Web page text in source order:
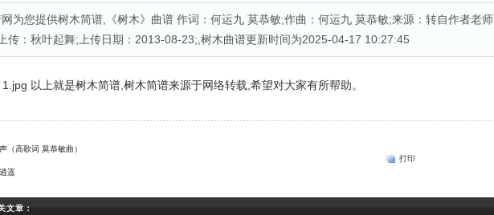
为您提供树木简谱,《树木》曲谱 作词：何运九 莫恭敏;作曲：何运九 莫恭敏;来源：转自作者老师
传：秋叶起舞;上传日期：2013-08-23;,树木曲谱更新时间为2025-04-17 10:27:45
以上就是树木简谱,树木简谱来源于网络转载,希望对大家有所帮助。
（高歌词 莫恭敏曲）
遥
打印
文章：